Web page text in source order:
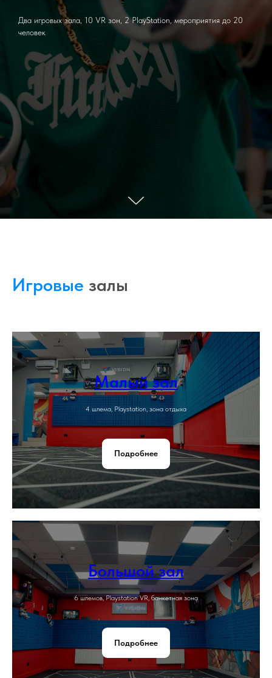
Два игровых зала, 10 VR зон, 2 PlayStation, мероприятия до 20
человек
Игровые залы
Малый зал
4 шлема, Playstation, зона отдыха
Подробнее
Большой зал
6 шлемов, Playstation VR, банкетная зона
Подробнее